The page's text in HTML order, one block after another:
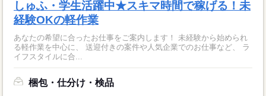
しゅふ・学生活躍中★スキマ時間で稼げる！未
経験OKの軽作業
あなたの希望に合ったお仕事をご案内します！ 未経験から始められ
る軽作業を中心に、 送迎付きの案件や人気企業でのお仕事など、 ラ
イフスタイルに合...
梱包・仕分け・検品